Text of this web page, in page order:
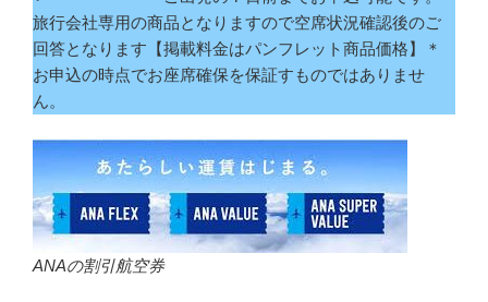
旅行会社専用の商品となりますので空席状況確認後のご
回答となります【掲載料金はパンフレット商品価格】＊
お申込の時点でお座席確保を保証すものではありませ
ん。
ANAの割引航空券